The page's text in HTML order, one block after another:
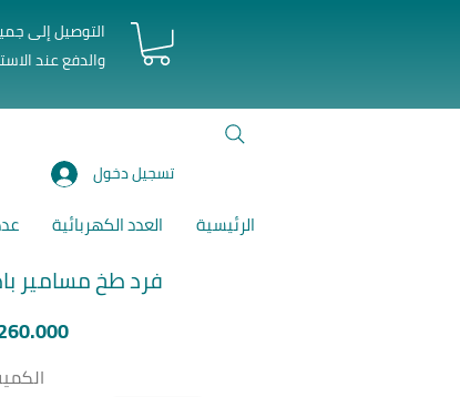
التوصيل إلى
والدفع عند
تسجيل دخول
الرئيسية العدد الكهربائية
فرد طخ مسامير